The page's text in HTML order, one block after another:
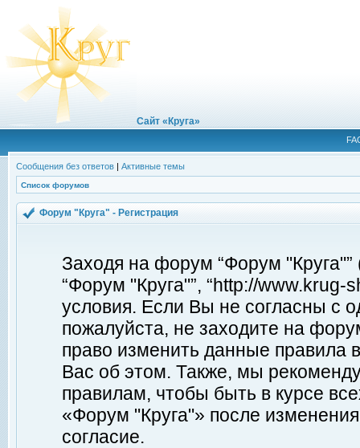
Сайт «Круга»
Сообщения без ответов | Активные темы
Список форумов
Форум "Круга" - Регистрация
Заходя на форум “Форум
“Форум "Круга"”, “http://
условия. Если Вы не согласны с
пожалуйста, не заходите на
право изменить данные правила
Вас об этом. Также, мы
правилам, чтобы быть в курсе
«Форум "Круга"» после
согласие.